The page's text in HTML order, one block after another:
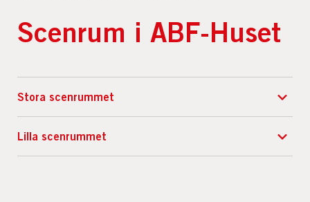
Scenrum i ABF-Huset
Stora scenrummet
som en black box – perfekt för teater, dans och andra
sceniska uttryck. Rummet passar för repetitioner,
Lilla scenrummet